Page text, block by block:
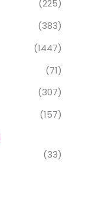
(225)
(383)
(1447)
(71)
(307)
(157)
(33)